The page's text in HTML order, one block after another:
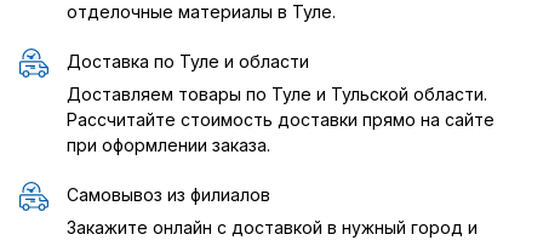
отделочные материалы в Туле.
Доставка по Туле и области
Доставляем товары по Туле и Тульской области.
Рассчитайте стоимость доставки прямо на сайте
при оформлении заказа.
Самовывоз из филиалов
Закажите онлайн с доставкой в нужный город и